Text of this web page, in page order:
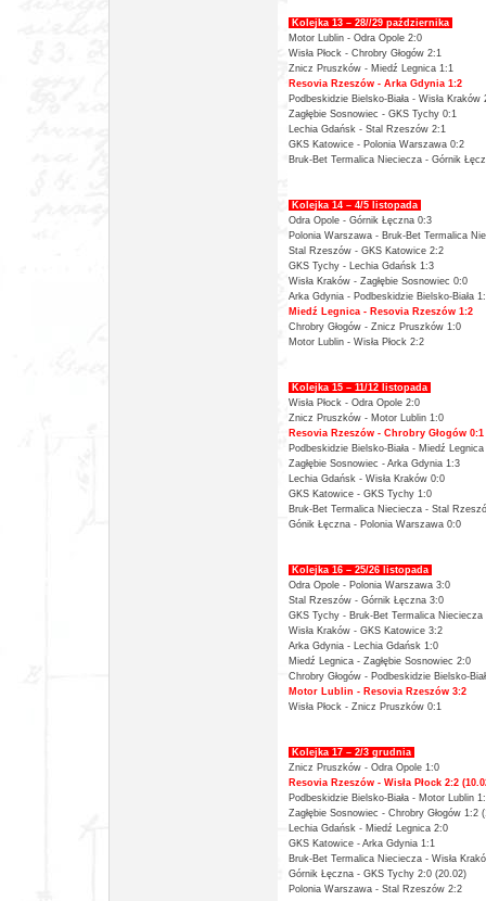
Kolejka 13 – 28//29 października
Motor Lublin - Odra Opole 2:0
Wisła Płock - Chrobry Głogów 2:1
Znicz Pruszków - Miedź Legnica 1:1
Resovia Rzeszów - Arka Gdynia 1:2
Podbeskidzie Bielsko-Biała - Wisła Kraków
Zagłębie Sosnowiec - GKS Tychy 0:1
Lechia Gdańsk - Stal Rzeszów 2:1
GKS Katowice - Polonia Warszawa 0:2
Bruk-Bet Termalica Nieciecza - Górnik
Kolejka 14 – 4/5 listopada
Odra Opole - Górnik Łęczna 0:3
Polonia Warszawa - Bruk-Bet Termalica
Stal Rzeszów - GKS Katowice 2:2
GKS Tychy - Lechia Gdańsk 1:3
Wisła Kraków - Zagłębie Sosnowiec 0:0
Arka Gdynia - Podbeskidzie Bielsko-Biała
Miedź Legnica - Resovia Rzeszów 1:2
Chrobry Głogów - Znicz Pruszków 1:0
Motor Lublin - Wisła Płock 2:2
Kolejka 15 – 11/12 listopada
Wisła Płock - Odra Opole 2:0
Znicz Pruszków - Motor Lublin 1:0
Resovia Rzeszów - Chrobry Głogów 0:1
Podbeskidzie Bielsko-Biała - Miedź
Zagłębie Sosnowiec - Arka Gdynia 1:3
Lechia Gdańsk - Wisła Kraków 0:0
GKS Katowice - GKS Tychy 1:0
Bruk-Bet Termalica Nieciecza - Stal
Gónik Łęczna - Polonia Warszawa 0:0
Kolejka 16 – 25/26 listopada
Odra Opole - Polonia Warszawa 3:0
Stal Rzeszów - Górnik Łęczna 3:0
GKS Tychy - Bruk-Bet Termalica Nieciecza
Wisła Kraków - GKS Katowice 3:2
Arka Gdynia - Lechia Gdańsk 1:0
Miedź Legnica - Zagłębie Sosnowiec 2:0
Chrobry Głogów - Podbeskidzie Bielsko-
Motor Lublin - Resovia Rzeszów 3:2
Wisła Płock - Znicz Pruszków 0:1
Kolejka 17 – 2/3 grudnia
Znicz Pruszków - Odra Opole 1:0
Resovia Rzeszów - Wisła Płock 2:2
Podbeskidzie Bielsko-Biała - Motor Lublin
Zagłębie Sosnowiec - Chrobry Głogów 1:2
Lechia Gdańsk - Miedź Legnica 2:0
GKS Katowice - Arka Gdynia 1:1
Bruk-Bet Termalica Nieciecza - Wisła
Górnik Łęczna - GKS Tychy 2:0 (20.02)
Polonia Warszawa - Stal Rzeszów 2:2